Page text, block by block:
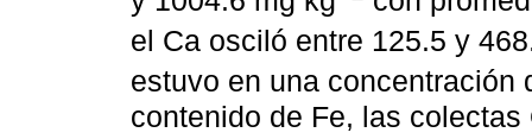
el Ca osciló entre 125.5 y
estuvo en una concentración
contenido de Fe, las